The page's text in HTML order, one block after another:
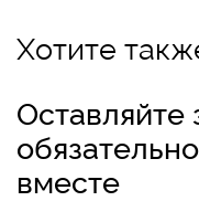
Хотите
Оставляйте
вместе